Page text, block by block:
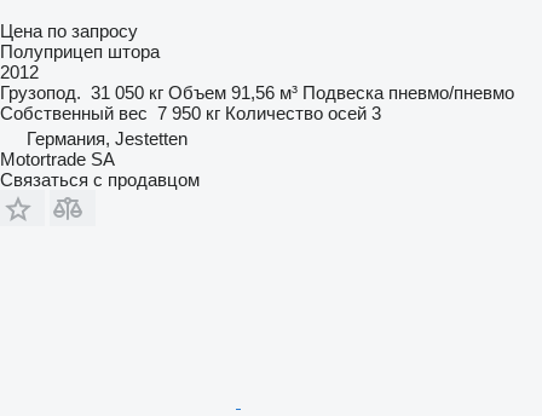
Цена по запросу
Полуприцеп штора
2012
Грузопод. 31 050 кг Объем 91,56 м³ Подвеска пневмо/пневмо
Собственный вес 7 950 кг Количество осей 3
Германия, Jestetten
Motortrade SA
Связаться с продавцом